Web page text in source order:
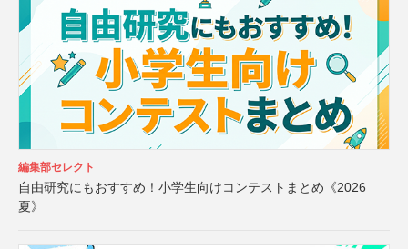
編集部セレクト
自由研究にもおすすめ！小学生向けコンテストまとめ《2026
夏》